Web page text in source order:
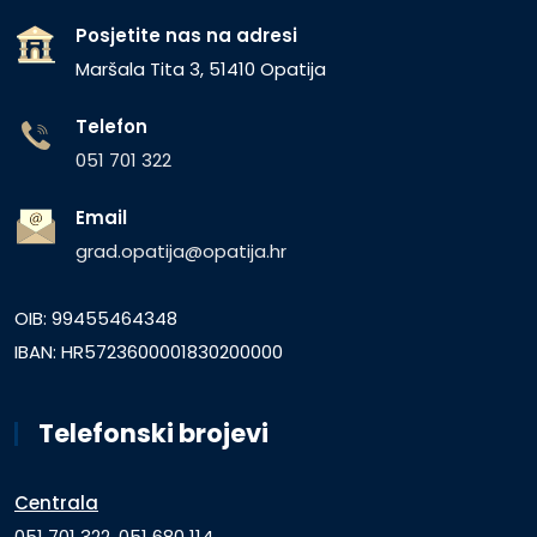
Posjetite nas na adresi
Maršala Tita 3, 51410 Opatija
Telefon
051 701 322
Email
grad.opatija@opatija.hr
OIB: 99455464348
IBAN: HR5723600001830200000
Telefonski brojevi
Centrala